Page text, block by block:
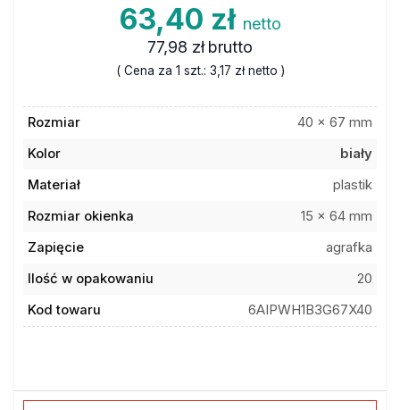
63,40 zł netto
77,98 zł brutto
( Cena za 1 szt.: 3,17 złnetto )
Rozmiar
40 x 67 mm
Kolor
biały
Materiał
plastik
Rozmiar okienka
15 x 64 mm
Zapięcie
agrafka
Ilość w opakowaniu
20
Kod towaru
6AIPWH1B3G67X40